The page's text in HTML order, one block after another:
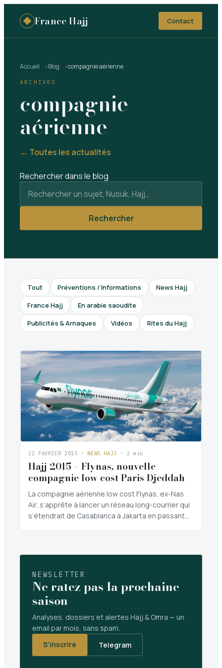
France Hajj Contact
Accueil Blog compagnie aérienne
ARCHIVES
compagnie
aérienne
← Toutes les actualités
Rechercher dans le blog
Rechercher
Tout Préventions / Informations
News Hajj
France Hajj
En arabie saoudite
Publicités & Arnaques
Vidéos Rites du Hajj
22 FéVRIER 2015 · NEWS HAJJ · 2 min
Hajj 2015 – Flynas, nouvelle
compagnie low cost Paris Djeddah
La compagnie aérienne low cost Flynas, ex-Nas
Air, s’apprête à lancer un réseau long-courrier qui
s’étendrait de Casablanca à Jakarta en passant…
NEWSLETTER
Ne ratez pas la prochaine
saison
Analyses, dossiers et alertes Hajj & Omra — un
email par mois, sans spam.
S'inscrire
Telegram